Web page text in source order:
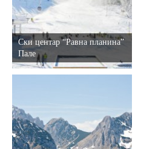
E-Brochure
Откриј Српску
Ски центар “Равна планина”
Пале